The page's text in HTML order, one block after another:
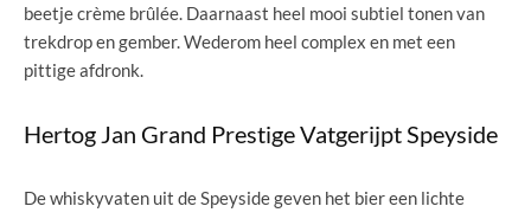
beetje crème brûlée. Daarnaast heel mooi subtiel tonen van
trekdrop en gember. Wederom heel complex en met een
pittige afdronk.
Hertog Jan Grand Prestige Vatgerijpt Speyside
De whiskyvaten uit de Speyside geven het bier een lichte